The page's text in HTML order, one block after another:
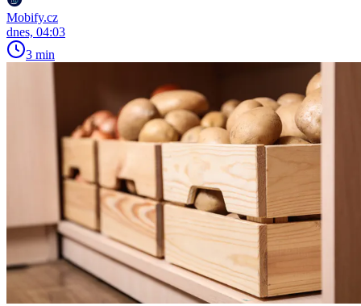
Mobify.cz
dnes, 04:03
3 min